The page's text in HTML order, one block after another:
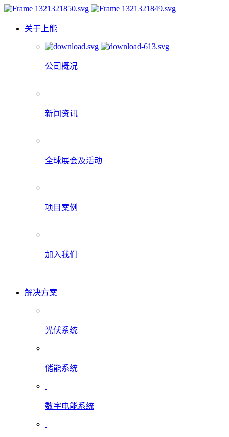
关于上能
公司概况
新闻资讯
全球展会及活动
项目案例
加入我们
解决方案
光伏系统
储能系统
数字电能系统